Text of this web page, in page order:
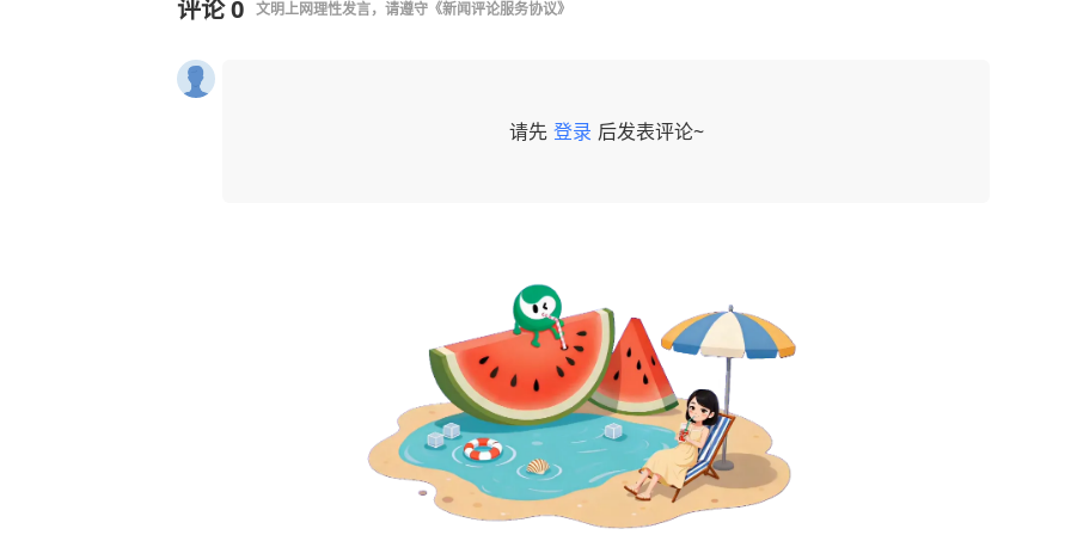
评论0 文明上网理性发言，请遵守 《新闻评论服务协议》
请先 登录 后发表评论~